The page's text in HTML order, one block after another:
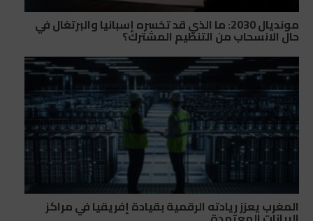
مونديال 2030: ما الذي قد تخسره إسبانيا والبرتغال في
حال الانسحاب من التنظيم المشترك؟
المغرب يعزز ريادته الرقمية بقيادة إفريقيا في مراكز